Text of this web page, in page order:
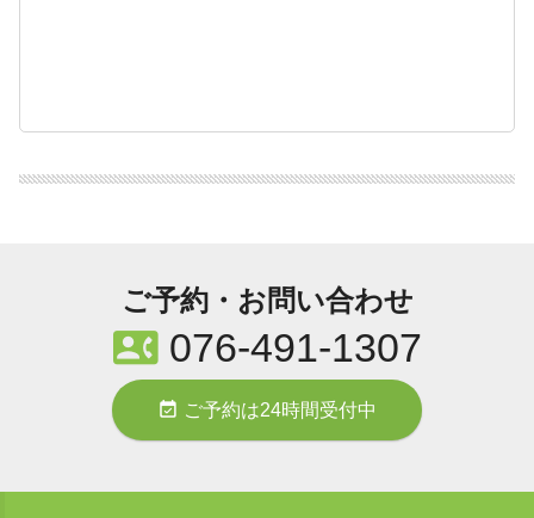
ご予約・お問い合わせ
contact_phone076-491-1307
event_available ご予約は24時間受付中